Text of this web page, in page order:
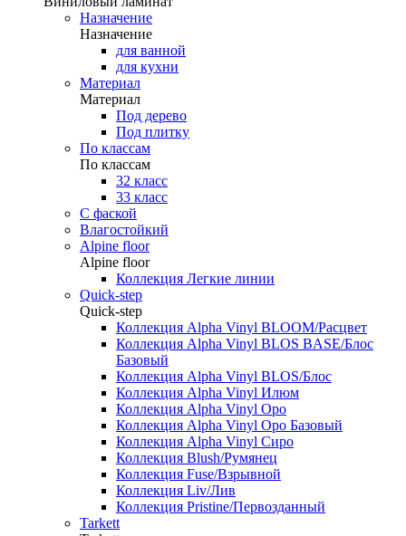
Назначение
Назначение
для ванной
для кухни
Материал
Материал
Под дерево
Под плитку
По классам
По классам
32 класс
33 класс
С фаской
Влагостойкий
Alpine floor
Alpine floor
Коллекция Легкие линии
Quick-step
Quick-step
Коллекция Alpha Vinyl BLOOM/Расцвет
Коллекция Alpha Vinyl BLOS BASE/Блос
Базовый
Коллекция Alpha Vinyl BLOS/Блос
Коллекция Alpha Vinyl Илюм
Коллекция Alpha Vinyl Оро
Коллекция Alpha Vinyl Оро Базовый
Коллекция Alpha Vinyl Сиро
Коллекция Blush/Румянец
Коллекция Fuse/Взрывной
Коллекция Liv/Лив
Коллекция Pristine/Первозданный
Tarkett